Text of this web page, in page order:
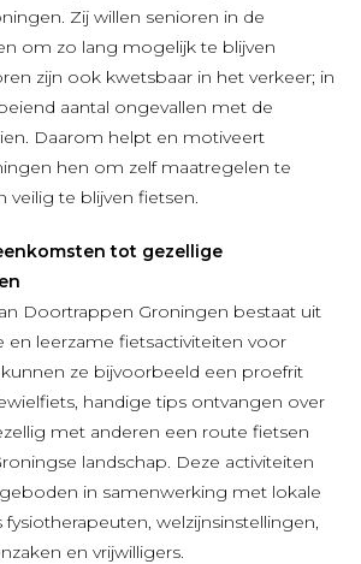
Zij willen senioren in de
om zo lang mogelijk te blijven
zijn ook kwetsbaar in het verkeer; in
aantal ongevallen met de
Daarom helpt en motiveert
hen om zelf maatregelen te
te blijven fietsen.
tot gezellige
Doortrappen Groningen bestaat uit
en leerzame fietsactiviteiten voor
ze bijvoorbeeld een proefrit
handige tips ontvangen over
met anderen een route fietsen
landschap. Deze activiteiten
in samenwerking met lokale
welzijnsinstellingen,
en vrijwilligers.